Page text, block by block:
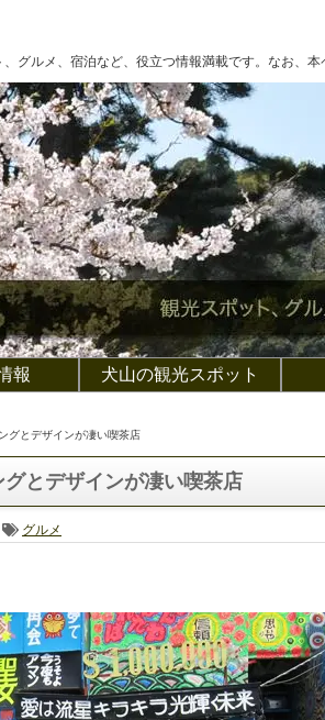
グルメ、宿泊など、役立つ情報満載です。なお、本
報 犬山の観光スポット
グとデザインが凄い喫茶店
とデザインが凄い喫茶店
グルメ